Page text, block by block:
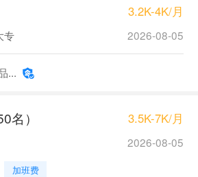
3.2K-4K/月
专 2026-08-05
...
名） 3.5K-7K/月
2026-08-05
加班费